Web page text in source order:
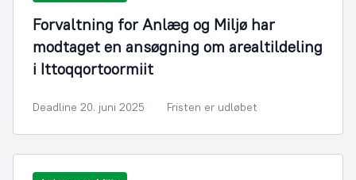
Forvaltning for Anlæg og Miljø har
modtaget en ansøgning om arealtildeling
i Ittoqqortoormiit
Deadline 20. juni 2025 Fristen er udløbet